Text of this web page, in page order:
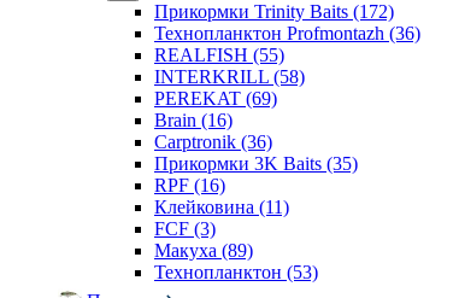
Прикормки Trinity Baits (172)
Технопланктон Profmontazh (36)
REALFISH (55)
INTERKRILL (58)
PEREKAT (69)
Brain (16)
Carptronik (36)
Прикормки 3K Baits (35)
RPF (16)
Клейковина (11)
FCF (3)
Макуха (89)
Технопланктон (53)